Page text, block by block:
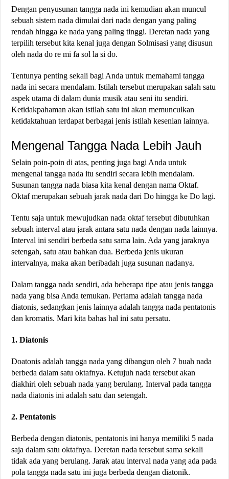
Dengan penyusunan tangga nada ini kemudian akan muncul
sebuah sistem nada dimulai dari nada dengan yang paling
rendah hingga ke nada yang paling tinggi. Deretan nada yang
terpilih tersebut kita kenal juga dengan Solmisasi yang disusun
oleh nada do re mi fa sol la si do.
Tentunya penting sekali bagi Anda untuk memahami tangga
nada ini secara mendalam. Istilah tersebut merupakan salah satu
aspek utama di dalam dunia musik atau seni itu sendiri.
Ketidakpahaman akan istilah satu ini akan memunculkan
ketidaktahuan terdapat berbagai jenis istilah kesenian lainnya.
Mengenal Tangga Nada Lebih Jauh
Selain poin-poin di atas, penting juga bagi Anda untuk
mengenal tangga nada itu sendiri secara lebih mendalam.
Susunan tangga nada biasa kita kenal dengan nama Oktaf.
Oktaf merupakan sebuah jarak nada dari Do hingga ke Do lagi.
Tentu saja untuk mewujudkan nada oktaf tersebut dibutuhkan
sebuah interval atau jarak antara satu nada dengan nada lainnya.
Interval ini sendiri berbeda satu sama lain. Ada yang jaraknya
setengah, satu atau bahkan dua. Berbeda jenis ukuran
intervalnya, maka akan beribadah juga susunan nadanya.
Dalam tangga nada sendiri, ada beberapa tipe atau jenis tangga
nada yang bisa Anda temukan. Pertama adalah tangga nada
diatonis, sedangkan jenis lainnya adalah tangga nada pentatonis
dan kromatis. Mari kita bahas hal ini satu persatu.
1. Diatonis
Doatonis adalah tangga nada yang dibangun oleh 7 buah nada
berbeda dalam satu oktafnya. Ketujuh nada tersebut akan
diakhiri oleh sebuah nada yang berulang. Interval pada tangga
nada diatonis ini adalah satu dan setengah.
2. Pentatonis
Berbeda dengan diatonis, pentatonis ini hanya memiliki 5 nada
saja dalam satu oktafnya. Deretan nada tersebut sama sekali
tidak ada yang berulang. Jarak atau interval nada yang ada pada
pola tangga nada satu ini juga berbeda dengan diatonik.